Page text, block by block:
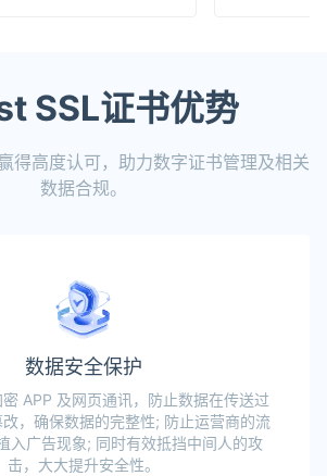
SSL证书优势
得高度认可，助力数字证书管理及相关
数据合规。
数据安全保护
APP 及网页通讯，防止数据在传送过
，确保数据的完整性; 防止运营商的流
入广告现象; 同时有效抵挡中间人的攻
击，大大提升安全性。